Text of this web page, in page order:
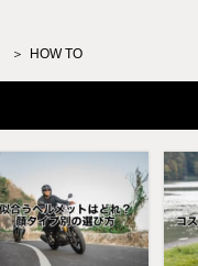
HOW TO